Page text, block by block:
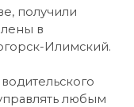
получили
в
Илимский.
любым